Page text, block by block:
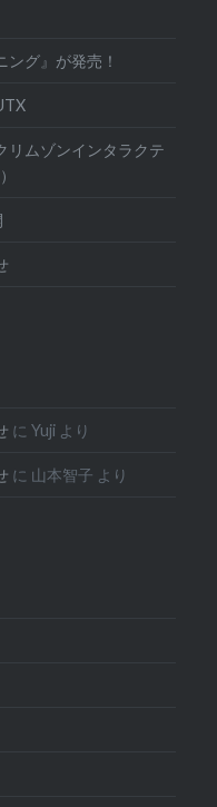
ング』が発売！
リムゾンインタラクテ
にYuji より
に 山本智子 より